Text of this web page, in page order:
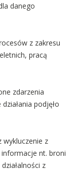
danego
z zakresu
pracą
zdarzenia
podjęło
wykluczenie z
nt. broni
z